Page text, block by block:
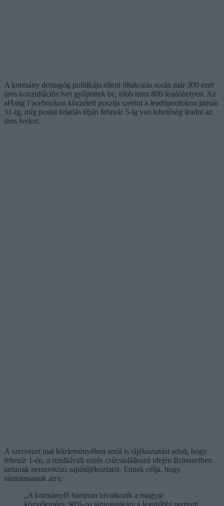
A kormány demagóg politikája elleni tiltakozás során már 300 ezer
üres konzultációs ívet gyűjtöttek be, több mint 800 leadóhelyen. Az
aHang Facebookon közzétett posztja szerint a leadópontokon január
31-ig, míg postai feladás útján február 5-ig van lehetőség leadni az
üres íveket.
A szervezet mai közleményében arról is tájékoztatást adott, hogy
február 1-én, a rendkívüli uniós csúcstalálkozó idején Brüsszelben
tartanak nemzetközi sajtótájékoztatót. Ennek célja, hogy
rámutassanak arra:
„A kormányfő hamisan hivatkozik a magyar
közvélemény 98%-os támogatására a legutóbbi nemzeti